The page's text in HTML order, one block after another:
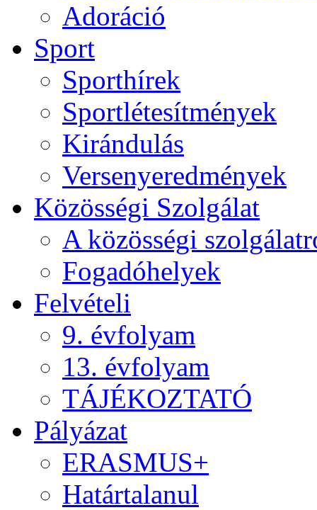
Adoráció
Sport
Sporthírek
Sportlétesítmények
Kirándulás
Versenyeredmények
Közösségi Szolgálat
A közösségi
Fogadóhelyek
Felvételi
9. évfolyam
13. évfolyam
TÁJÉKOZTATÓ
Pályázat
ERASMUS+
Határtalanul